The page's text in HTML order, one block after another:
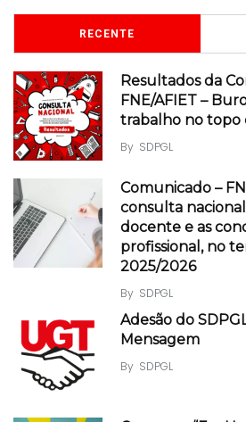
RECENTE
Resultados da
FNE/AFIET –
trabalho no topo
By SDPGL
Comunicado –
consulta
docente e as
profissional, no
2025/2026
By SDPGL
Adesão do
Mensagem
By SDPGL